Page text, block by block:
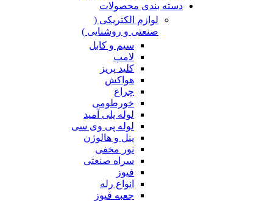
دسته بندی محصولات
لوازم الکتریکی (
صنعتی و روشنایی )
سیم و کابل
لامپ
کلید پریز
هواکش
چراغ
خورطومی
لوله پلی آمید
لوله پی وی سی
پنل و هالوژن
نور مخفی
سراه صنعتی
فیوز
انواع رله
جعبه فیوز